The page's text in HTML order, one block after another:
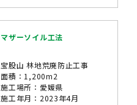
マザーソイル工法
宝股山 林地荒廃防止工事
面積：1,200m2
施工場所：愛媛県
施工年月：2023年4月